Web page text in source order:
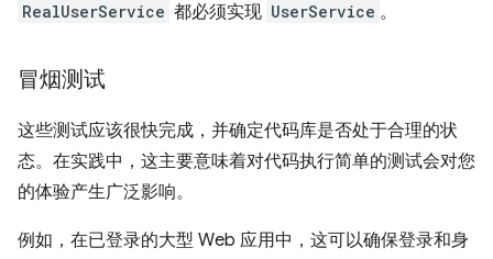
RealUserService 都必须实现 UserService 。
冒烟测试
这些测试应该很快完成，并确定代码库是否处于合理的状
态。在实践中，这主要意味着对代码执行简单的测试会对您
的体验产生广泛影响。
例如，在已登录的大型 Web 应用中，这可以确保登录和身